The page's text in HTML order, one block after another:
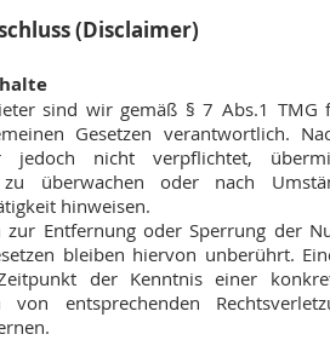
(Disclaimer)
sind wir gemäß § 7 Abs.1 TMG
Gesetzen verantwortlich.
jedoch nicht verpflichtet,
zu überwachen oder nach
hinweisen.
zur Entfernung oder Sperrung der
bleiben hiervon unberührt.
der Kenntnis einer
von entsprechenden